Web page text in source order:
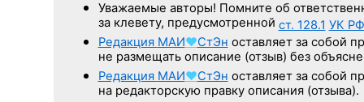
Уважаемые авторы! Помните об
за клевету, предусмотренной ст. 128.1 УК РФ
Редакция МАИ♥СтЭн оставляет за собой
не размещать описание (отзыв) без
Редакция МАИ♥СтЭн оставляет за собой
на редакторскую правку описания (отзыва).